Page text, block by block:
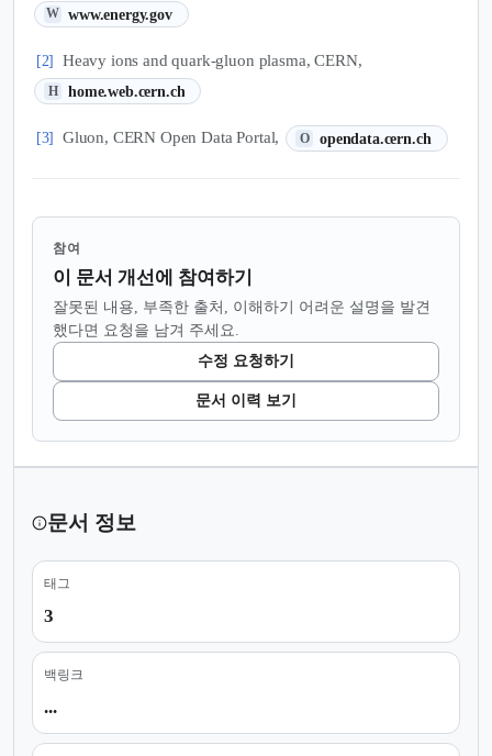
W www.energy.gov
(새 탭에서 열림)
[2] Heavy ions and quark-gluon plasma, CERN,
H home.web.cern.ch
(새 탭에서 열림)
[3] Gluon, CERN Open Data Portal, O opendata.cern.ch
(새 탭에서 열림)
참여
이 문서 개선에 참여하기
잘못된 내용, 부족한 출처, 이해하기 어려운 설명을 발견
했다면 요청을 남겨 주세요.
수정 요청하기
문서 이력 보기
문서 정보
태그
3
백링크
...